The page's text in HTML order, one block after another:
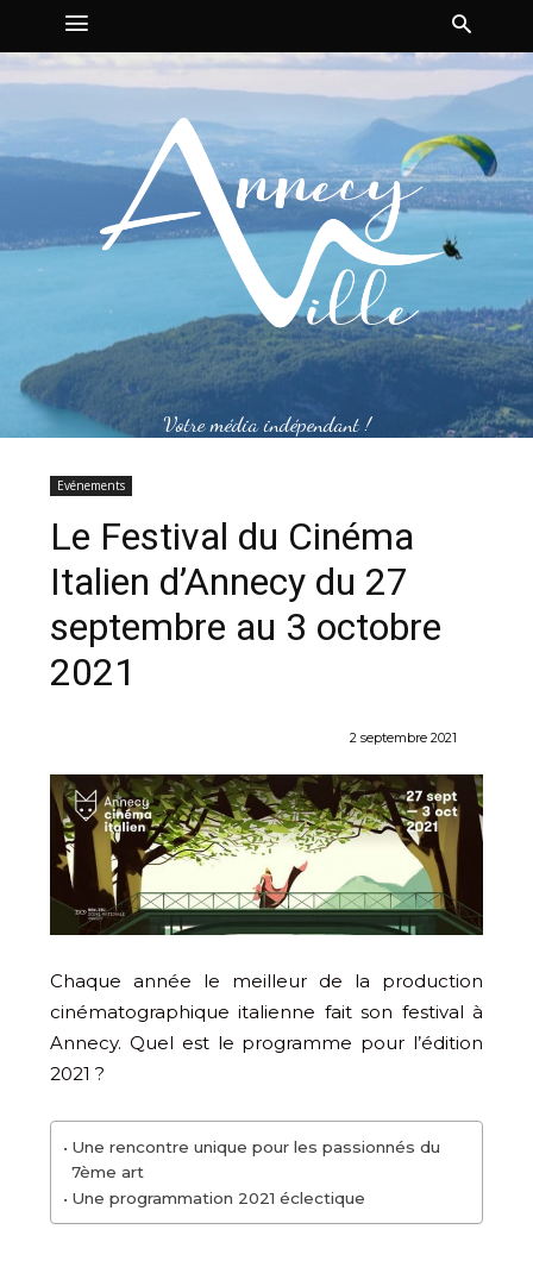
Votre média indépendant !
Evénements
Le Festival du Cinéma
Italien d’Annecy du 27
septembre au 3 octobre
2021
2 septembre 2021
Chaque année le meilleur de la production
cinématographique italienne fait son festival à
Annecy. Quel est le programme pour l’édition
2021 ?
Une rencontre unique pour les passionnés du
7ème art
Une programmation 2021 éclectique